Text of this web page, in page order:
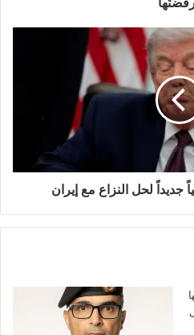
للمضيق.
جديداً لحل النزاع مع إيران